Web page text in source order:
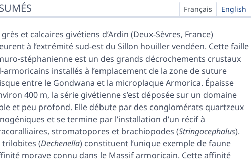
cet article
Français English
grès et calcaires givétiens d’Ardin (Deux-Sèvres, France)
à l’extrémité sud-est du Sillon houiller vendéen. Cette faille
stéphanienne est un des grands décrochements crustaux
armoricains installés à l’emplacement de la zone de suture
entre le Gondwana et la microplaque Armorica. Épaisse
400 m, la série givétienne s’est déposée sur un domaine
et peu profond. Elle débute par des conglomérats quartzeux
et se termine par l’installation d’un récif à
stromatopores et brachiopodes (Stringocephalus).
trilobites (Dechenella) constituent l’unique exemple de faune
morave connu dans le Massif armoricain. Cette affinité